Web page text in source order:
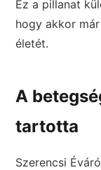
Ez a pillanat
hogy akkor
életét.
A
tartotta
Szerencsi